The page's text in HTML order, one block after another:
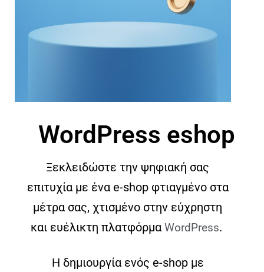
WordPress eshop
Ξεκλειδώστε την ψηφιακή σας
επιτυχία με ένα e-shop φτιαγμένο στα
μέτρα σας, χτισμένο στην εύχρηστη
και ευέλικτη πλατφόρμα WordPress.
Η δημιουργία ενός e-shop με